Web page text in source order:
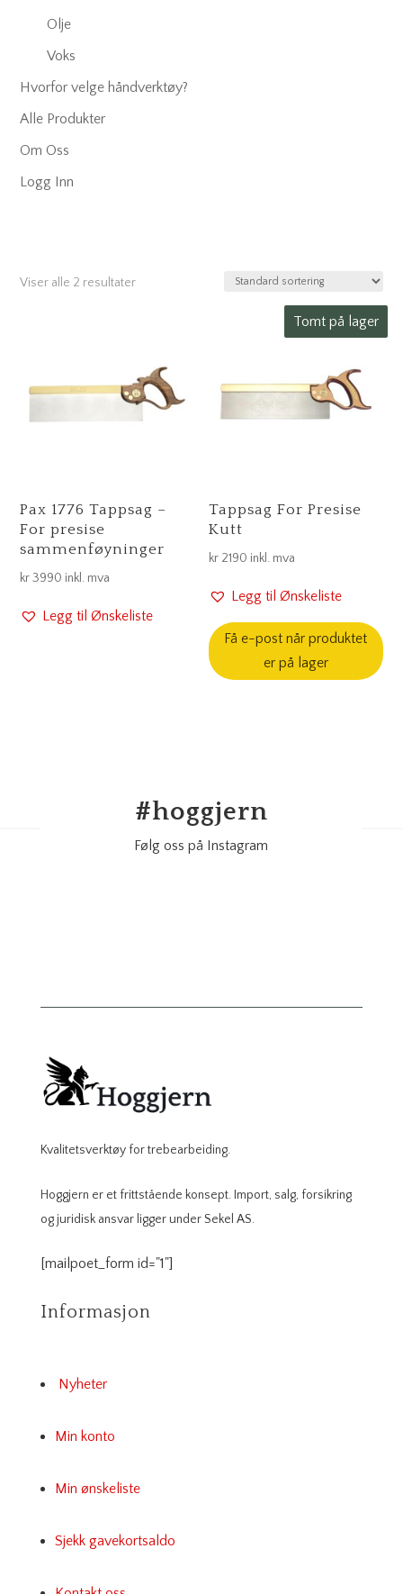
Olje
Voks
Hvorfor velge håndverktøy?
Alle Produkter
Om Oss
Logg Inn
Viser alle 2 resultater
Pax 1776 Tappsag –
For presise
sammenføyninger
kr3990 inkl. mva
Legg til Ønskeliste
Tomt på lager
Tappsag For Presise
Kutt
kr 2190 inkl. mva
Legg til Ønskeliste
Få e-post når produktet
er på lager
#hoggjern
Følg oss på Instagram
Kvalitetsverktøy for trebearbeiding.
Hoggjern er et frittstående konsept. Import, salg, forsikring
og juridisk ansvar ligger under Sekel AS.
[mailpoet_form id="1"]
Informasjon
Nyheter
Min konto
Min ønskeliste
Sjekk gavekortsaldo